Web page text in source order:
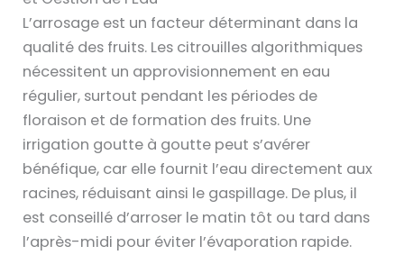
L’arrosage est un facteur déterminant dans la
qualité des fruits. Les citrouilles algorithmiques
nécessitent un approvisionnement en eau
régulier, surtout pendant les périodes de
floraison et de formation des fruits. Une
irrigation goutte à goutte peut s’avérer
bénéfique, car elle fournit l’eau directement aux
racines, réduisant ainsi le gaspillage. De plus, il
est conseillé d’arroser le matin tôt ou tard dans
l’après-midi pour éviter l’évaporation rapide.